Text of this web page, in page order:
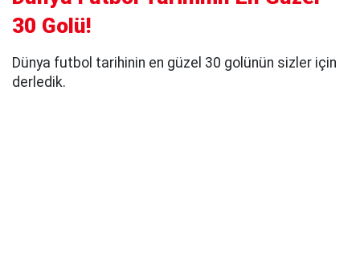
30 Golü!
Dünya futbol tarihinin en güzel 30 golünün sizler için
derledik.